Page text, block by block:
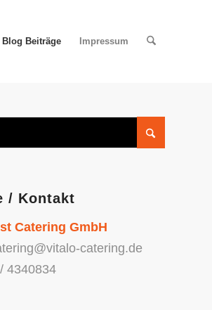
Blog Beiträge Impressum
/ Kontakt
Catering GmbH
catering.de
4340834